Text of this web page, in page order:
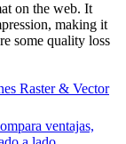
on the web. It
making it
some quality loss
Raster & Vector
ventajas,